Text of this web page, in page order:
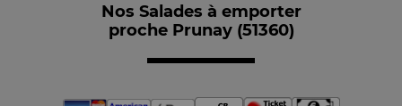
Nos Salades à emporter
proche Prunay (51360)